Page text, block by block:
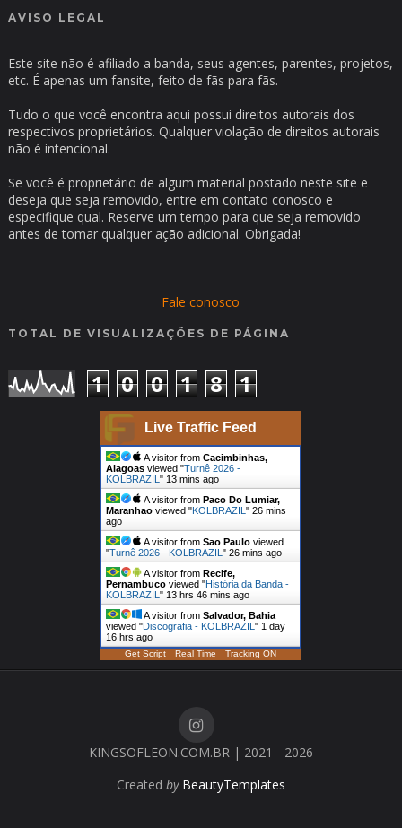
AVISO LEGAL
Este site não é afiliado a banda, seus agentes, parentes, projetos,
etc. É apenas um fansite, feito de fãs para fãs.
Tudo o que você encontra aqui possui direitos autorais dos
respectivos proprietários. Qualquer violação de direitos autorais
não é intencional.
Se você é proprietário de algum material postado neste site e
deseja que seja removido, entre em contato conosco e
especifique qual. Reserve um tempo para que seja removido
antes de tomar qualquer ação adicional. Obrigada!
Fale conosco
TOTAL DE VISUALIZAÇÕES DE PÁGINA
1 0 0 1 8 1
Live Traffic Feed
A visitor fromCacimbinhas,
Alagoas viewed "Turnê 2026 -
KOLBRAZIL" 13 mins ago
A visitor fromPaco Do Lumiar,
Maranhao viewed "KOLBRAZIL"26 mins
ago
A visitor fromSao Paulo viewed
"Turnê 2026 - KOLBRAZIL"26 mins ago
A visitor fromRecife,
Pernambuco viewed "História da Banda -
KOLBRAZIL" 13 hrs 46 mins ago
A visitor fromSalvador, Bahia
viewed "Discografia - KOLBRAZIL" 1 day
16 hrs ago
Get Script Real Time Tracking ON
KINGSOFLEON.COM.BR | 2021 - 2026
Created by BeautyTemplates